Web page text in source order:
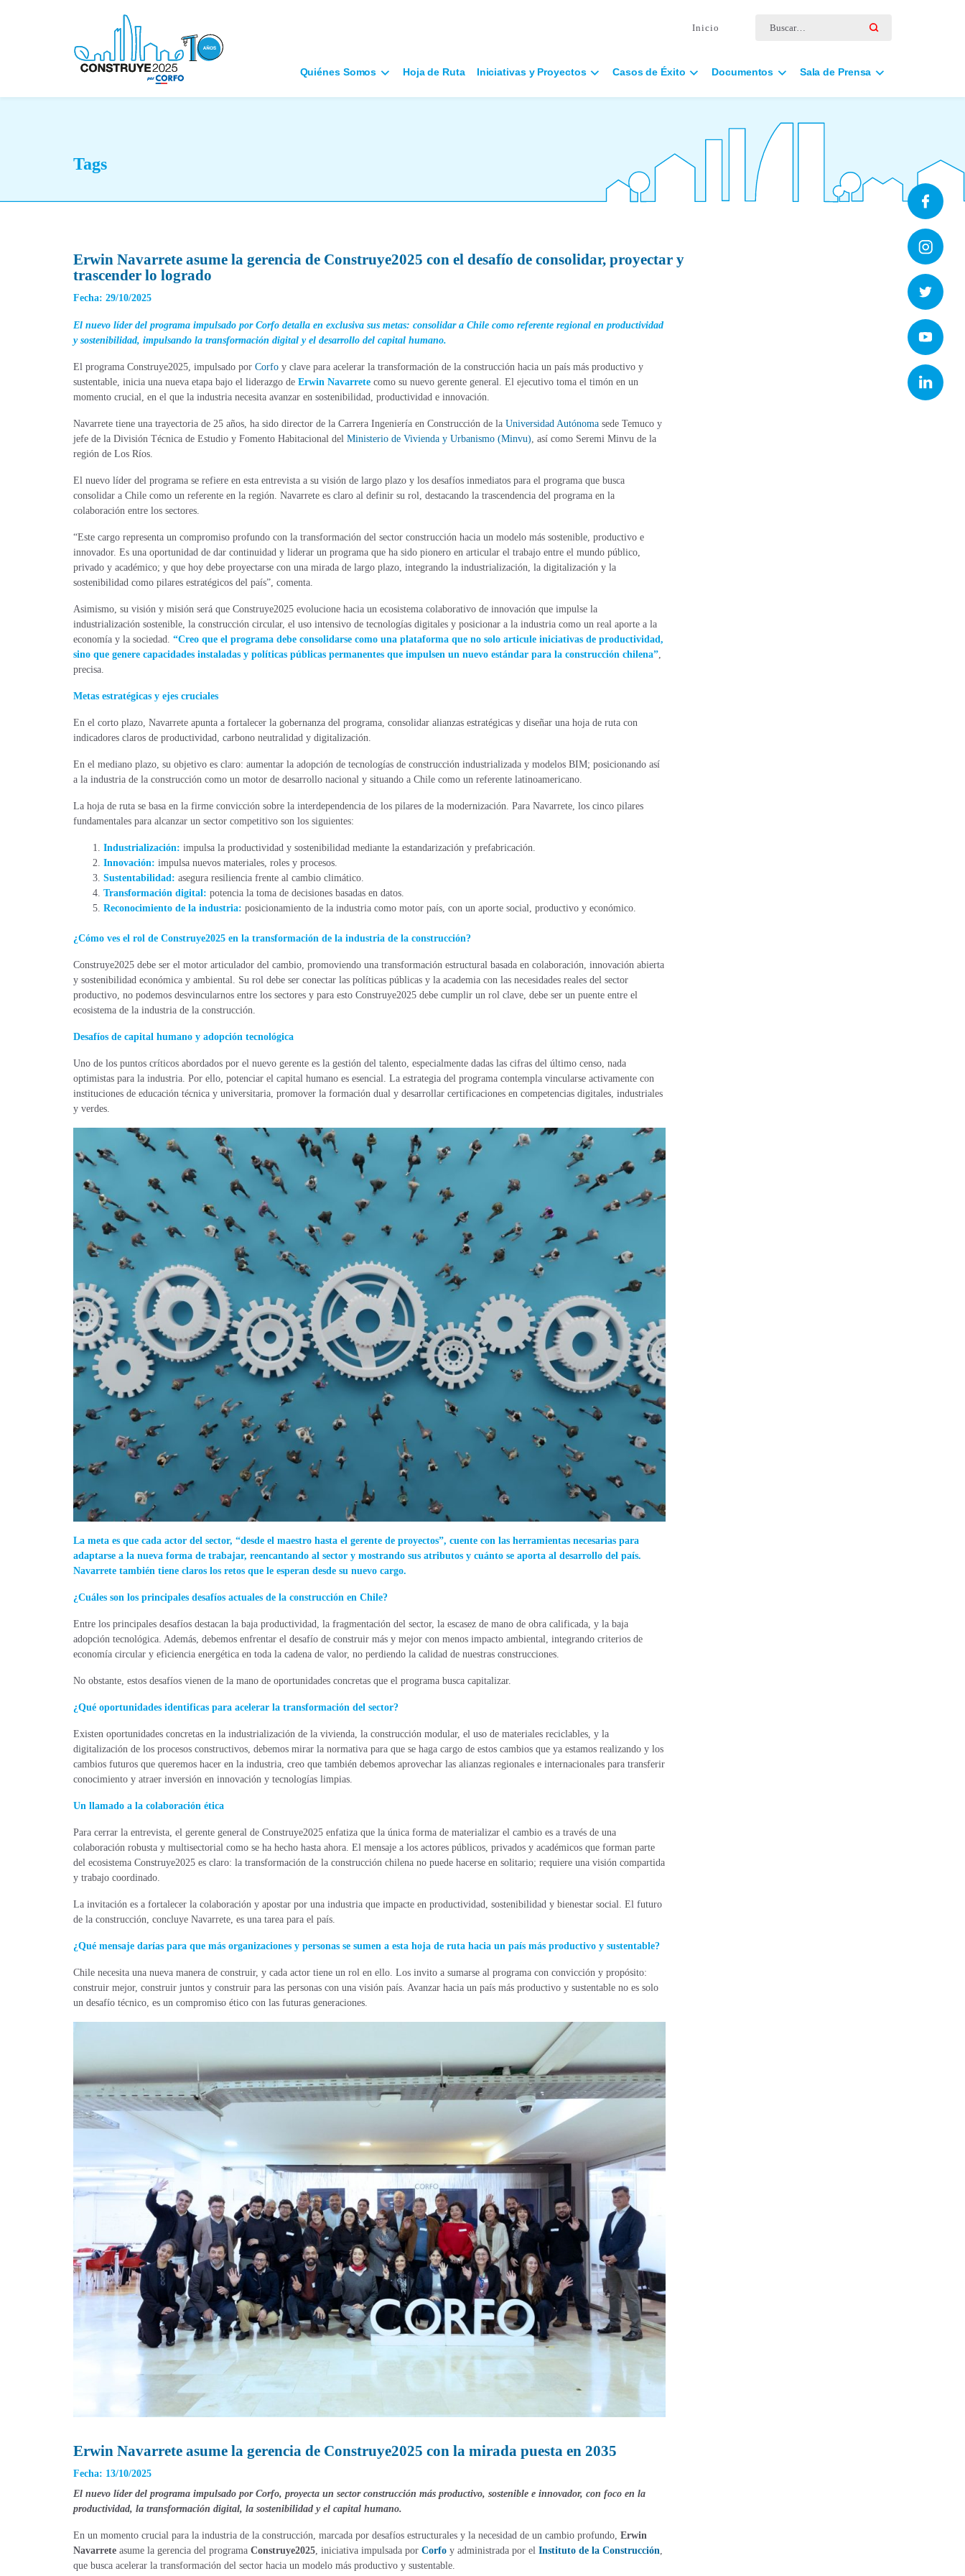
Buscar por:
Inicio
Quiénes Somos Hoja de Ruta Iniciativas y Proyectos Casos de Éxito Documentos Sala de Prensa
Tags
Erwin Navarrete asume la gerencia de Construye2025 con el desafío de consolidar, proyectar y
trascender lo logrado
Fecha: 29/10/2025
El nuevo líder del programa impulsado por Corfo detalla en exclusiva sus metas: consolidar a Chile como referente regional en productividad
y sostenibilidad, impulsando la transformación digital y el desarrollo del capital humano.
El programa Construye2025, impulsado por Corfo y clave para acelerar la transformación de la construcción hacia un país más productivo y
sustentable, inicia una nueva etapa bajo el liderazgo de Erwin Navarrete como su nuevo gerente general. El ejecutivo toma el timón en un
momento crucial, en el que la industria necesita avanzar en sostenibilidad, productividad e innovación.
Navarrete tiene una trayectoria de 25 años, ha sido director de la Carrera Ingeniería en Construcción de la Universidad Autónoma sede Temuco y
jefe de la División Técnica de Estudio y Fomento Habitacional del Ministerio de Vivienda y Urbanismo (Minvu), así como Seremi Minvu de la
región de Los Ríos.
El nuevo líder del programa se refiere en esta entrevista a su visión de largo plazo y los desafíos inmediatos para el programa que busca
consolidar a Chile como un referente en la región. Navarrete es claro al definir su rol, destacando la trascendencia del programa en la
colaboración entre los sectores.
“Este cargo representa un compromiso profundo con la transformación del sector construcción hacia un modelo más sostenible, productivo e
innovador. Es una oportunidad de dar continuidad y liderar un programa que ha sido pionero en articular el trabajo entre el mundo público,
privado y académico; y que hoy debe proyectarse con una mirada de largo plazo, integrando la industrialización, la digitalización y la
sostenibilidad como pilares estratégicos del país”, comenta.
Asimismo, su visión y misión será que Construye2025 evolucione hacia un ecosistema colaborativo de innovación que impulse la
industrialización sostenible, la construcción circular, el uso intensivo de tecnologías digitales y posicionar a la industria como un real aporte a la
economía y la sociedad. “Creo que el programa debe consolidarse como una plataforma que no solo articule iniciativas de productividad,
sino que genere capacidades instaladas y políticas públicas permanentes que impulsen un nuevo estándar para la construcción chilena”,
precisa.
Metas estratégicas y ejes cruciales
En el corto plazo, Navarrete apunta a fortalecer la gobernanza del programa, consolidar alianzas estratégicas y diseñar una hoja de ruta con
indicadores claros de productividad, carbono neutralidad y digitalización.
En el mediano plazo, su objetivo es claro: aumentar la adopción de tecnologías de construcción industrializada y modelos BIM; posicionando así
a la industria de la construcción como un motor de desarrollo nacional y situando a Chile como un referente latinoamericano.
La hoja de ruta se basa en la firme convicción sobre la interdependencia de los pilares de la modernización. Para Navarrete, los cinco pilares
fundamentales para alcanzar un sector competitivo son los siguientes:
Industrialización: impulsa la productividad y sostenibilidad mediante la estandarización y prefabricación.
Innovación: impulsa nuevos materiales, roles y procesos.
Sustentabilidad: asegura resiliencia frente al cambio climático.
Transformación digital: potencia la toma de decisiones basadas en datos.
Reconocimiento de la industria: posicionamiento de la industria como motor país, con un aporte social, productivo y económico.
¿Cómo ves el rol de Construye2025 en la transformación de la industria de la construcción?
Construye2025 debe ser el motor articulador del cambio, promoviendo una transformación estructural basada en colaboración, innovación abierta
y sostenibilidad económica y ambiental. Su rol debe ser conectar las políticas públicas y la academia con las necesidades reales del sector
productivo, no podemos desvincularnos entre los sectores y para esto Construye2025 debe cumplir un rol clave, debe ser un puente entre el
ecosistema de la industria de la construcción.
Desafíos de capital humano y adopción tecnológica
Uno de los puntos críticos abordados por el nuevo gerente es la gestión del talento, especialmente dadas las cifras del último censo, nada
optimistas para la industria. Por ello, potenciar el capital humano es esencial. La estrategia del programa contempla vincularse activamente con
instituciones de educación técnica y universitaria, promover la formación dual y desarrollar certificaciones en competencias digitales, industriales
y verdes.
La meta es que cada actor del sector, “desde el maestro hasta el gerente de proyectos”, cuente con las herramientas necesarias para
adaptarse a la nueva forma de trabajar, reencantando al sector y mostrando sus atributos y cuánto se aporta al desarrollo del país.
Navarrete también tiene claros los retos que le esperan desde su nuevo cargo.
¿Cuáles son los principales desafíos actuales de la construcción en Chile?
Entre los principales desafíos destacan la baja productividad, la fragmentación del sector, la escasez de mano de obra calificada, y la baja
adopción tecnológica. Además, debemos enfrentar el desafío de construir más y mejor con menos impacto ambiental, integrando criterios de
economía circular y eficiencia energética en toda la cadena de valor, no perdiendo la calidad de nuestras construcciones.
No obstante, estos desafíos vienen de la mano de oportunidades concretas que el programa busca capitalizar.
¿Qué oportunidades identificas para acelerar la transformación del sector?
Existen oportunidades concretas en la industrialización de la vivienda, la construcción modular, el uso de materiales reciclables, y la
digitalización de los procesos constructivos, debemos mirar la normativa para que se haga cargo de estos cambios que ya estamos realizando y los
cambios futuros que queremos hacer en la industria, creo que también debemos aprovechar las alianzas regionales e internacionales para transferir
conocimiento y atraer inversión en innovación y tecnologías limpias.
Un llamado a la colaboración ética
Para cerrar la entrevista, el gerente general de Construye2025 enfatiza que la única forma de materializar el cambio es a través de una
colaboración robusta y multisectorial como se ha hecho hasta ahora. El mensaje a los actores públicos, privados y académicos que forman parte
del ecosistema Construye2025 es claro: la transformación de la construcción chilena no puede hacerse en solitario; requiere una visión compartida
y trabajo coordinado.
La invitación es a fortalecer la colaboración y apostar por una industria que impacte en productividad, sostenibilidad y bienestar social. El futuro
de la construcción, concluye Navarrete, es una tarea para el país.
¿Qué mensaje darías para que más organizaciones y personas se sumen a esta hoja de ruta hacia un país más productivo y sustentable?
Chile necesita una nueva manera de construir, y cada actor tiene un rol en ello. Los invito a sumarse al programa con convicción y propósito:
construir mejor, construir juntos y construir para las personas con una visión país. Avanzar hacia un país más productivo y sustentable no es solo
un desafío técnico, es un compromiso ético con las futuras generaciones.
Erwin Navarrete asume la gerencia de Construye2025 con la mirada puesta en 2035
Fecha: 13/10/2025
El nuevo líder del programa impulsado por Corfo, proyecta un sector construcción más productivo, sostenible e innovador, con foco en la
productividad, la transformación digital, la sostenibilidad y el capital humano.
En un momento crucial para la industria de la construcción, marcada por desafíos estructurales y la necesidad de un cambio profundo, Erwin
Navarrete asume la gerencia del programa Construye2025, iniciativa impulsada por Corfo y administrada por el Instituto de la Construcción,
que busca acelerar la transformación del sector hacia un modelo más productivo y sustentable.